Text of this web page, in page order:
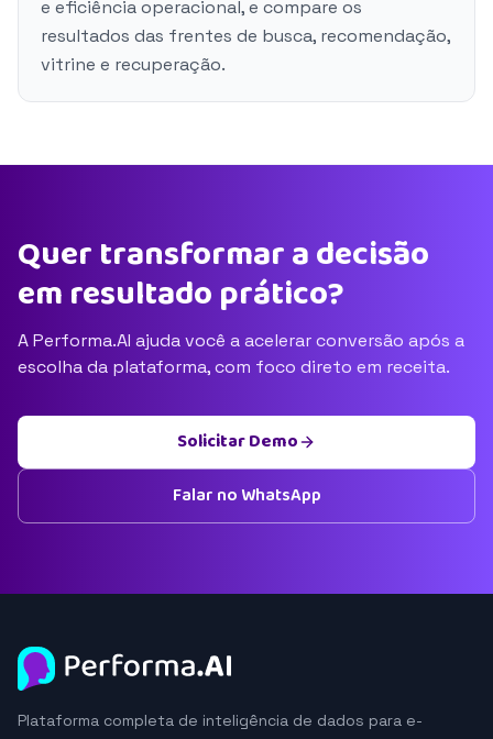
e eficiência operacional, e compare os
resultados das frentes de busca, recomendação,
vitrine e recuperação.
Quer transformar a decisão
em resultado prático?
A Performa.AI ajuda você a acelerar conversão após a
escolha da plataforma, com foco direto em receita.
Solicitar Demo
Falar no WhatsApp
Plataforma completa de inteligência de dados para e-